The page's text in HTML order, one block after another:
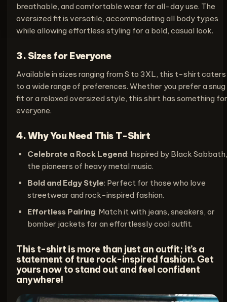
breathable, and comfortable wear for all-day use. The
oversized fit is versatile, accommodating all body types
while allowing effortless styling for a bold, casual look.
3. Sizes for Everyone
Available in sizes ranging from S to 3XL, this t-shirt caters
to a wide range of preferences. Whether you prefer a snug
fit or a relaxed oversized style, this shirt has something for
everyone.
4. Why You Need This T-Shirt
Celebrate a Rock Legend: Inspired by Black Sabbath,
the pioneers of heavy metal music.
Bold and Edgy Style: Perfect for those who love
streetwear and rock-inspired fashion.
Effortless Pairing: Match it with jeans, sneakers, or
bomber jackets for an effortlessly cool outfit.
This t-shirt is more than just an outfit; it’s a
statement of true rock-inspired fashion. Get
yours now to stand out and feel confident
anywhere!